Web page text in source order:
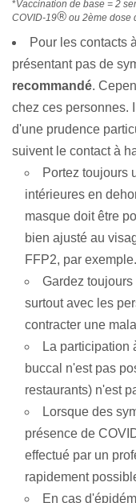
*Vaccination de base = 2
COVID-19® ou 2ème dose
Pour les contacts
présentant pas de
recommandé.
chez ces personnes.
d'une prudence
suivent le contact à
Portez toujours
intérieures en
masque doit être
bien ajusté au
FFP2, par exemple.
Gardez
surtout avec les
contracter une
La participation
buccal n'est pas
restaurants) n'est
Lorsque des
présence de
effectué par un
rapidement
En cas